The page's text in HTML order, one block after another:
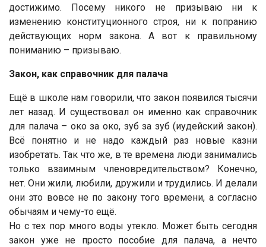
достижимо. Посему никого не призываю ни к
изменению конституционного строя, ни к попранию
действующих норм закона. А вот к правильному
пониманию – призываю.
Закон, как справочник для палача
Ещё в школе нам говорили, что закон появился тысячи
лет назад. И существовал он именно как справочник
для палача – око за око, зуб за зуб (иудейский закон).
Всё понятно и не надо каждый раз новые казни
изобретать. Так что же, в те времена люди занимались
только взаимным членовредительством? Конечно,
нет. Они жили, любили, дружили и трудились. И делали
они это вовсе не по закону того времени, а согласно
обычаям и чему-то ещё.
Но с тех пор много воды утекло. Может быть сегодня
закон уже не просто пособие для палача, а нечто